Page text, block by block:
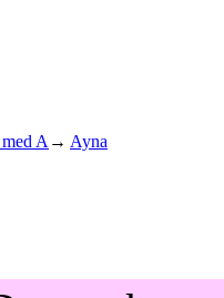
A → Ayna